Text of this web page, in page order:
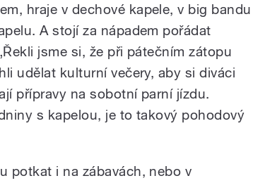
hraje v dechové kapele, v big bandu
A stojí za nápadem pořádat
jsme si, že při pátečním zátopu
udělat kulturní večery, aby si diváci
přípravy na sobotní parní jízdu.
s kapelou, je to takový pohodový
potkat i na zábavách, nebo v